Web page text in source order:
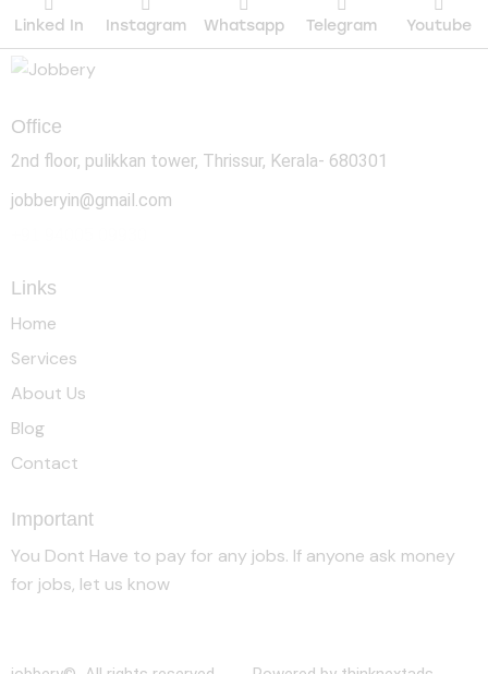
Linked In Instagram Whatsapp Telegram Youtube
Office
2nd floor, pulikkan tower, Thrissur, Kerala- 680301
jobberyin@gmail.com
Links
Home
Services
About Us
Blog
Contact
Important
You Dont Have to pay for any jobs. If anyone ask money
for jobs, let us know